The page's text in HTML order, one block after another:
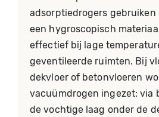
adsorptiedrogers gebruiken
een hygroscopisch
effectief bij lage
geventileerde ruimten. Bij
dekvloer of betonvloeren
vacuümdrogen ingezet: via
de vochtige laag onder de